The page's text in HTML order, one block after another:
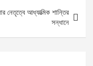
নেতৃত্বে আধ্যাত্মিক শান্তির
সন্ধানে